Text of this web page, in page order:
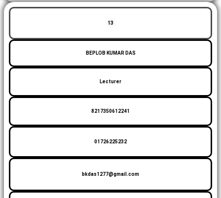
13
BEPLOB KUMAR DAS
Lecturer
8217350612241
01726225232
bkdas1277@gmail.com